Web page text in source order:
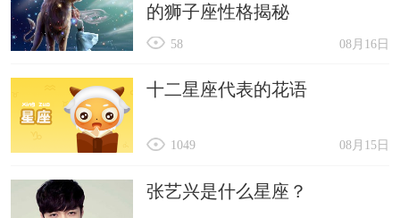
的狮子座性格揭秘
08月16日
58
十二星座代表的花语
08月15日
1049
张艺兴是什么星座？